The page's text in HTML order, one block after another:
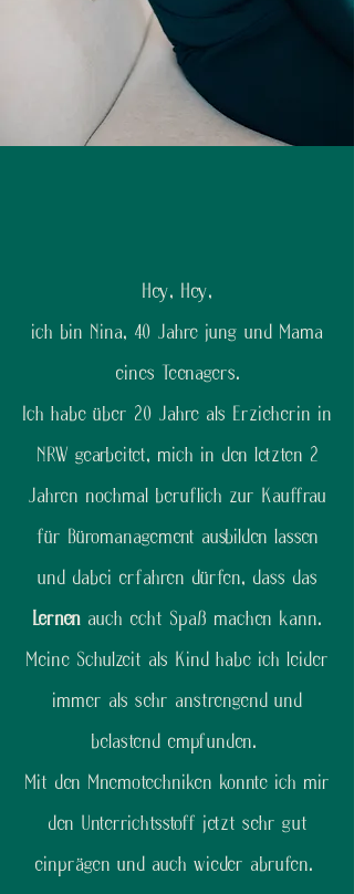
Hey, Hey,
ich bin Nina, 40 Jahre jung und Mama
eines Teenagers.
Ich habe über 20 Jahre als Erzieherin in
NRW gearbeitet, mich in den letzten 2
Jahren nochmal beruflich zur Kauffrau
für Büromanagement ausbilden lassen
und dabei erfahren dürfen, dass das
Lernen auch echt Spaß machen kann.
Meine Schulzeit als Kind habe ich leider
immer als sehr anstrengend und
belastend empfunden.
Mit den Mnemotechniken konnte ich mir
den Unterrichtsstoff jetzt sehr gut
einprägen und auch wieder abrufen.